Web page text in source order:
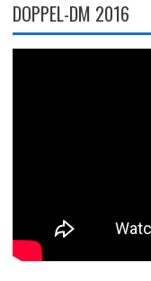
DOPPEL-DM 2016